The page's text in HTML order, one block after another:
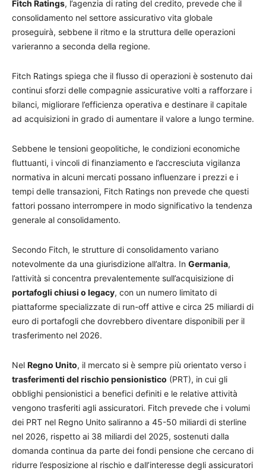
Fitch Ratings, l’agenzia di rating del credito, prevede che il
consolidamento nel settore assicurativo vita globale
proseguirà, sebbene il ritmo e la struttura delle operazioni
varieranno a seconda della regione.
Fitch Ratings spiega che il flusso di operazioni è sostenuto dai
continui sforzi delle compagnie assicurative volti a rafforzare i
bilanci, migliorare l’efficienza operativa e destinare il capitale
ad acquisizioni in grado di aumentare il valore a lungo termine.
Sebbene le tensioni geopolitiche, le condizioni economiche
fluttuanti, i vincoli di finanziamento e l’accresciuta vigilanza
normativa in alcuni mercati possano influenzare i prezzi e i
tempi delle transazioni, Fitch Ratings non prevede che questi
fattori possano interrompere in modo significativo la tendenza
generale al consolidamento.
Secondo Fitch, le strutture di consolidamento variano
notevolmente da una giurisdizione all’altra. In Germania,
l’attività si concentra prevalentemente sull’acquisizione di
portafogli chiusi o legacy, con un numero limitato di
piattaforme specializzate di run-off attive e circa 25 miliardi di
euro di portafogli che dovrebbero diventare disponibili per il
trasferimento nel 2026.
Nel Regno Unito, il mercato si è sempre più orientato verso i
trasferimenti del rischio pensionistico (PRT), in cui gli
obblighi pensionistici a benefici definiti e le relative attività
vengono trasferiti agli assicuratori. Fitch prevede che i volumi
dei PRT nel Regno Unito saliranno a 45-50 miliardi di sterline
nel 2026, rispetto ai 38 miliardi del 2025, sostenuti dalla
domanda continua da parte dei fondi pensione che cercano di
ridurre l’esposizione al rischio e dall’interesse degli assicuratori